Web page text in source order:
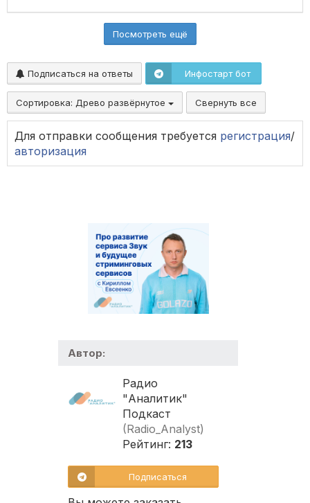
Посмотреть ещё
Подписаться на ответы Инфостарт бот
Сортировка: Древо развёрнутое Свернуть все
Для отправки сообщения требуется регистрация/
авторизация
Автор:
Радио
"Аналитик"
Подкаст
(Radio_Analyst)
Рейтинг: 213
Подписаться